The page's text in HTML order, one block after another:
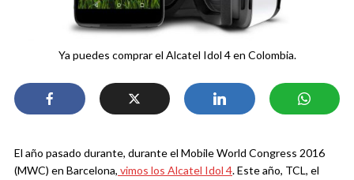
Ya puedes comprar el Alcatel Idol 4 en Colombia.
El año pasado durante, durante el Mobile World Congress 2016
(MWC) en Barcelona, vimos los Alcatel Idol 4. Este año, TCL, el